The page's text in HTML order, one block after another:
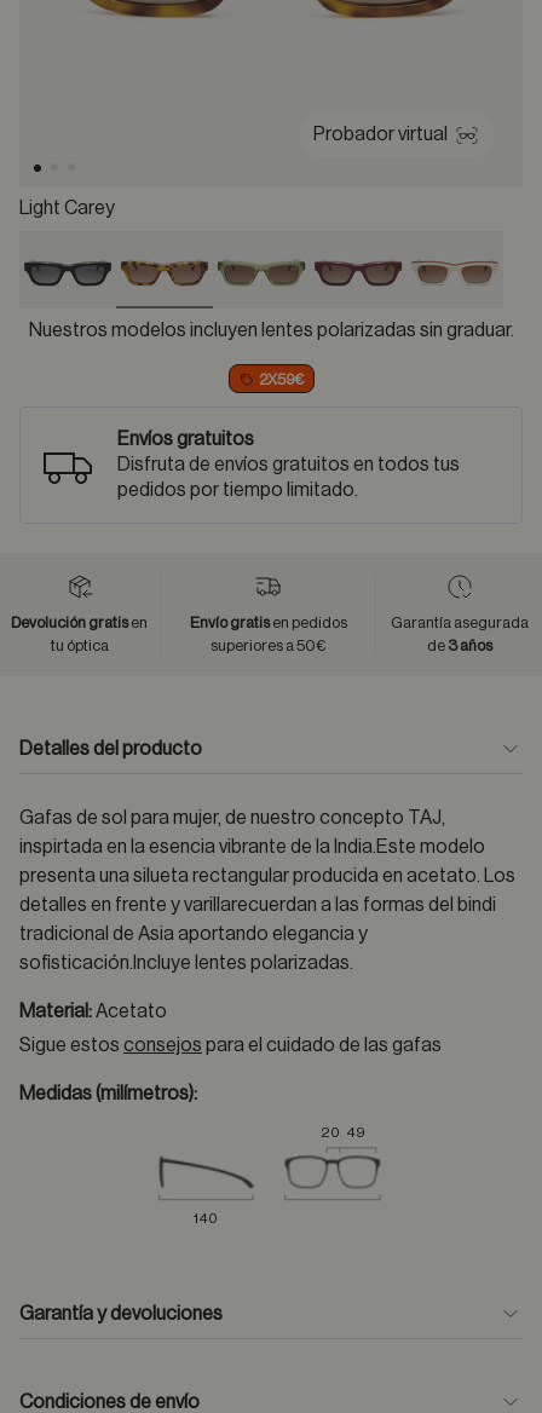
Probador virtual
Light Carey
selected
Nuestros modelos incluyen lentes polarizadas sin graduar.
2X59€
Envíos gratuitos
Disfruta de envíos gratuitos en todos tus
pedidos por tiempo limitado.
Devolución gratisen
tu óptica
Envío gratisen pedidos
superiores a 50€
Garantía asegurada
de 3 años
Detalles del producto
Gafas de sol para mujer, de nuestro concepto TAJ,
inspirtada en la esencia vibrante de la India.Este modelo
presenta una silueta rectangular producida en acetato. Los
detalles en frente y varillarecuerdan a las formas del bindi
tradicional de Asia aportando elegancia y
sofisticación.Incluye lentes polarizadas.
Material:Acetato
Sigue estos consejos para el cuidado de las gafas
Medidas (milímetros):
20 49
140
Garantía y devoluciones
Condiciones de envío